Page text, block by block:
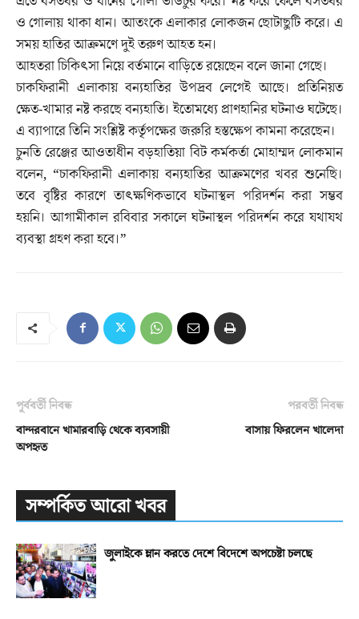
ও গোলায় থাকা ধান। আতংকে এলাকার লোকজন ছোটাছুটি করে। এ
সময় হাতির আক্রমণে দুই তরুণ আহত হন।
আহতরা চিকিৎসা নিয়ে বর্তমানে বাড়িতে রয়েছেন বলে জানা গেছে।
চাকফিরানী এলাকায় বন্যহাতির উপদ্রব লেগেই আছে। প্রতিনিয়ত
ক্ষেত-খামার নষ্ট করছে বন্যহাতি। ইতোমধ্যে প্রাণহানির ঘটনাও ঘটেছে।
এ ব্যাপারে তিনি সংশ্লিষ্ট কর্তৃপক্ষের জরুরি হস্তক্ষেপ কামনা করেছেন।
চুনতি রেঞ্জের আওতাধীন বড়হাতিয়া বিট কর্মকর্তা মোহাম্মদ লোকমান
বলেন, “চাকফিরানী এলাকায় বন্যহাতির আক্রমণের খবর শুনেছি।
তবে বৃষ্টির কারণে তাৎক্ষণিকভাবে ঘটনাস্থল পরিদর্শন করা সম্ভব
হয়নি। আগামীকাল রবিবার সকালে ঘটনাস্থল পরিদর্শন করে যথাযথ
ব্যবস্থা গ্রহণ করা হবে।”
পূর্ববর্তী নিবন্ধ
বান্দরবানে খামারবাড়ি থেকে ব্যবসায়ী
অপহৃত
পরবর্তী নিবন্ধ
বাসায় ফিরলেন খালেদা
সম্পর্কিত আরো খবর
জুলাইকে ম্লান করতে দেশে বিদেশে অপচেষ্টা চলছে